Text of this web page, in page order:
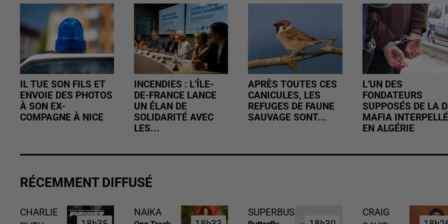
IL TUE SON FILS ET
ENVOIE DES PHOTOS
À SON EX-
COMPAGNE À NICE
INCENDIES : L’ÎLE-
DE-FRANCE LANCE
UN ÉLAN DE
SOLIDARITÉ AVEC
LES...
APRÈS TOUTES CES
CANICULES, LES
REFUGES DE FAUNE
SAUVAGE SONT...
L’UN DES
FONDATEURS
SUPPOSÉS DE LA
MAFIA INTERPELLÉ
EN ALGÉRIE
RÉCEMMENT DIFFUSÉ
CHARLIE
NAIKA SUPERBUS
CRAIG